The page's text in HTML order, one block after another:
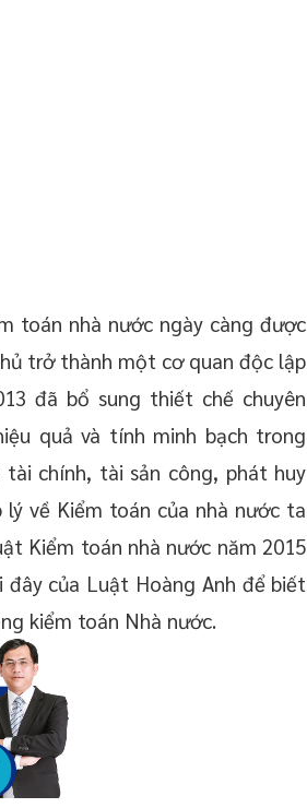
toán nhà nước ngày càng được
trở thành một cơ quan độc lập
đã bổ sung thiết chế chuyên
quả và tính minh bạch trong
chính, tài sản công, phát huy
lý về Kiểm toán của nhà nước ta
Kiểm toán nhà nước năm 2015
của Luật Hoàng Anh để biết
kiểm toán Nhà nước.